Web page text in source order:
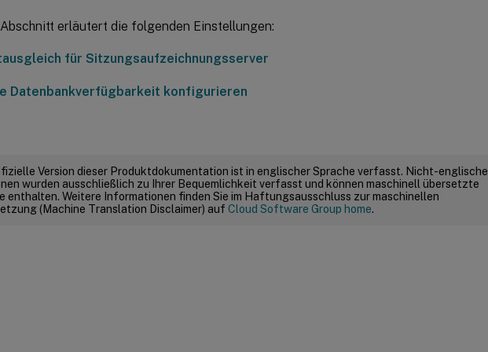
erläutert die folgenden Einstellungen:
für Sitzungsaufzeichnungsserver
Datenbankverfügbarkeit konfigurieren
Version dieser Produktdokumentation ist in englischer Sprache verfasst. Nicht-englische
wurden ausschließlich zu Ihrer Bequemlichkeit verfasst und können maschinell übersetzte
enthalten. Weitere Informationen finden Sie im Haftungsausschluss zur maschinellen
(Machine Translation Disclaimer) auf Cloud Software Group home.